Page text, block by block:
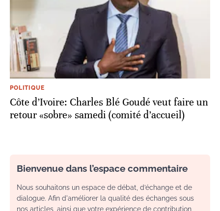
POLITIQUE
Côte d’Ivoire: Charles Blé Goudé veut faire un
retour «sobre» samedi (comité d’accueil)
Bienvenue dans l’espace commentaire
Nous souhaitons un espace de débat, d’échange et de
dialogue. Afin d'améliorer la qualité des échanges sous
nos articles, ainsi que votre expérience de contribution,